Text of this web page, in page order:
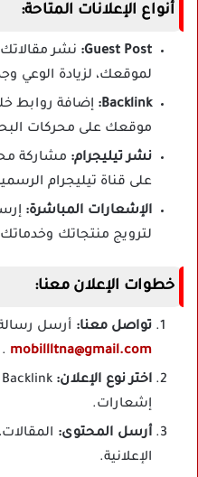
أنواع الإعلانات المتاحة:
Guest Post: نشر
لموقعك، لزيادة الوعي
Backlink:
إضافة روابط
موقعك على محركات
نشر تيليجرام: مشاركة
على قناة تيليجرام
الإشعارات المباشرة:
لترويج منتجاتك
خطوات الإعلان معنا:
تواصل معنا: أرسل رسالة
mobillltna@gmail.com
.
اختر نوع الإعلان:
إشعارات.
أرسل المحتوى:
الإعلانية.